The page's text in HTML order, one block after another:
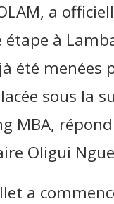
a
à
été menées
sous la
MBA,
Oligui
a